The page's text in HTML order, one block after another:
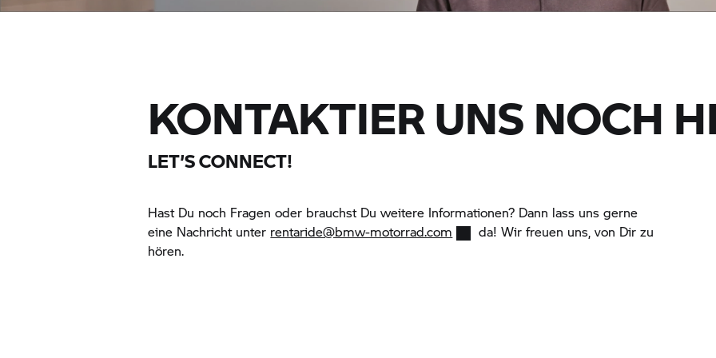
KONTAKTIER UNS NOCH
LET’S CONNECT!
Hast Du noch Fragen oder brauchst Du weitere Informationen? Dann lass uns gerne
eine Nachricht unter rentaride@bmw-motorrad.com
da! Wir freuen uns, von Dir zu
hören.